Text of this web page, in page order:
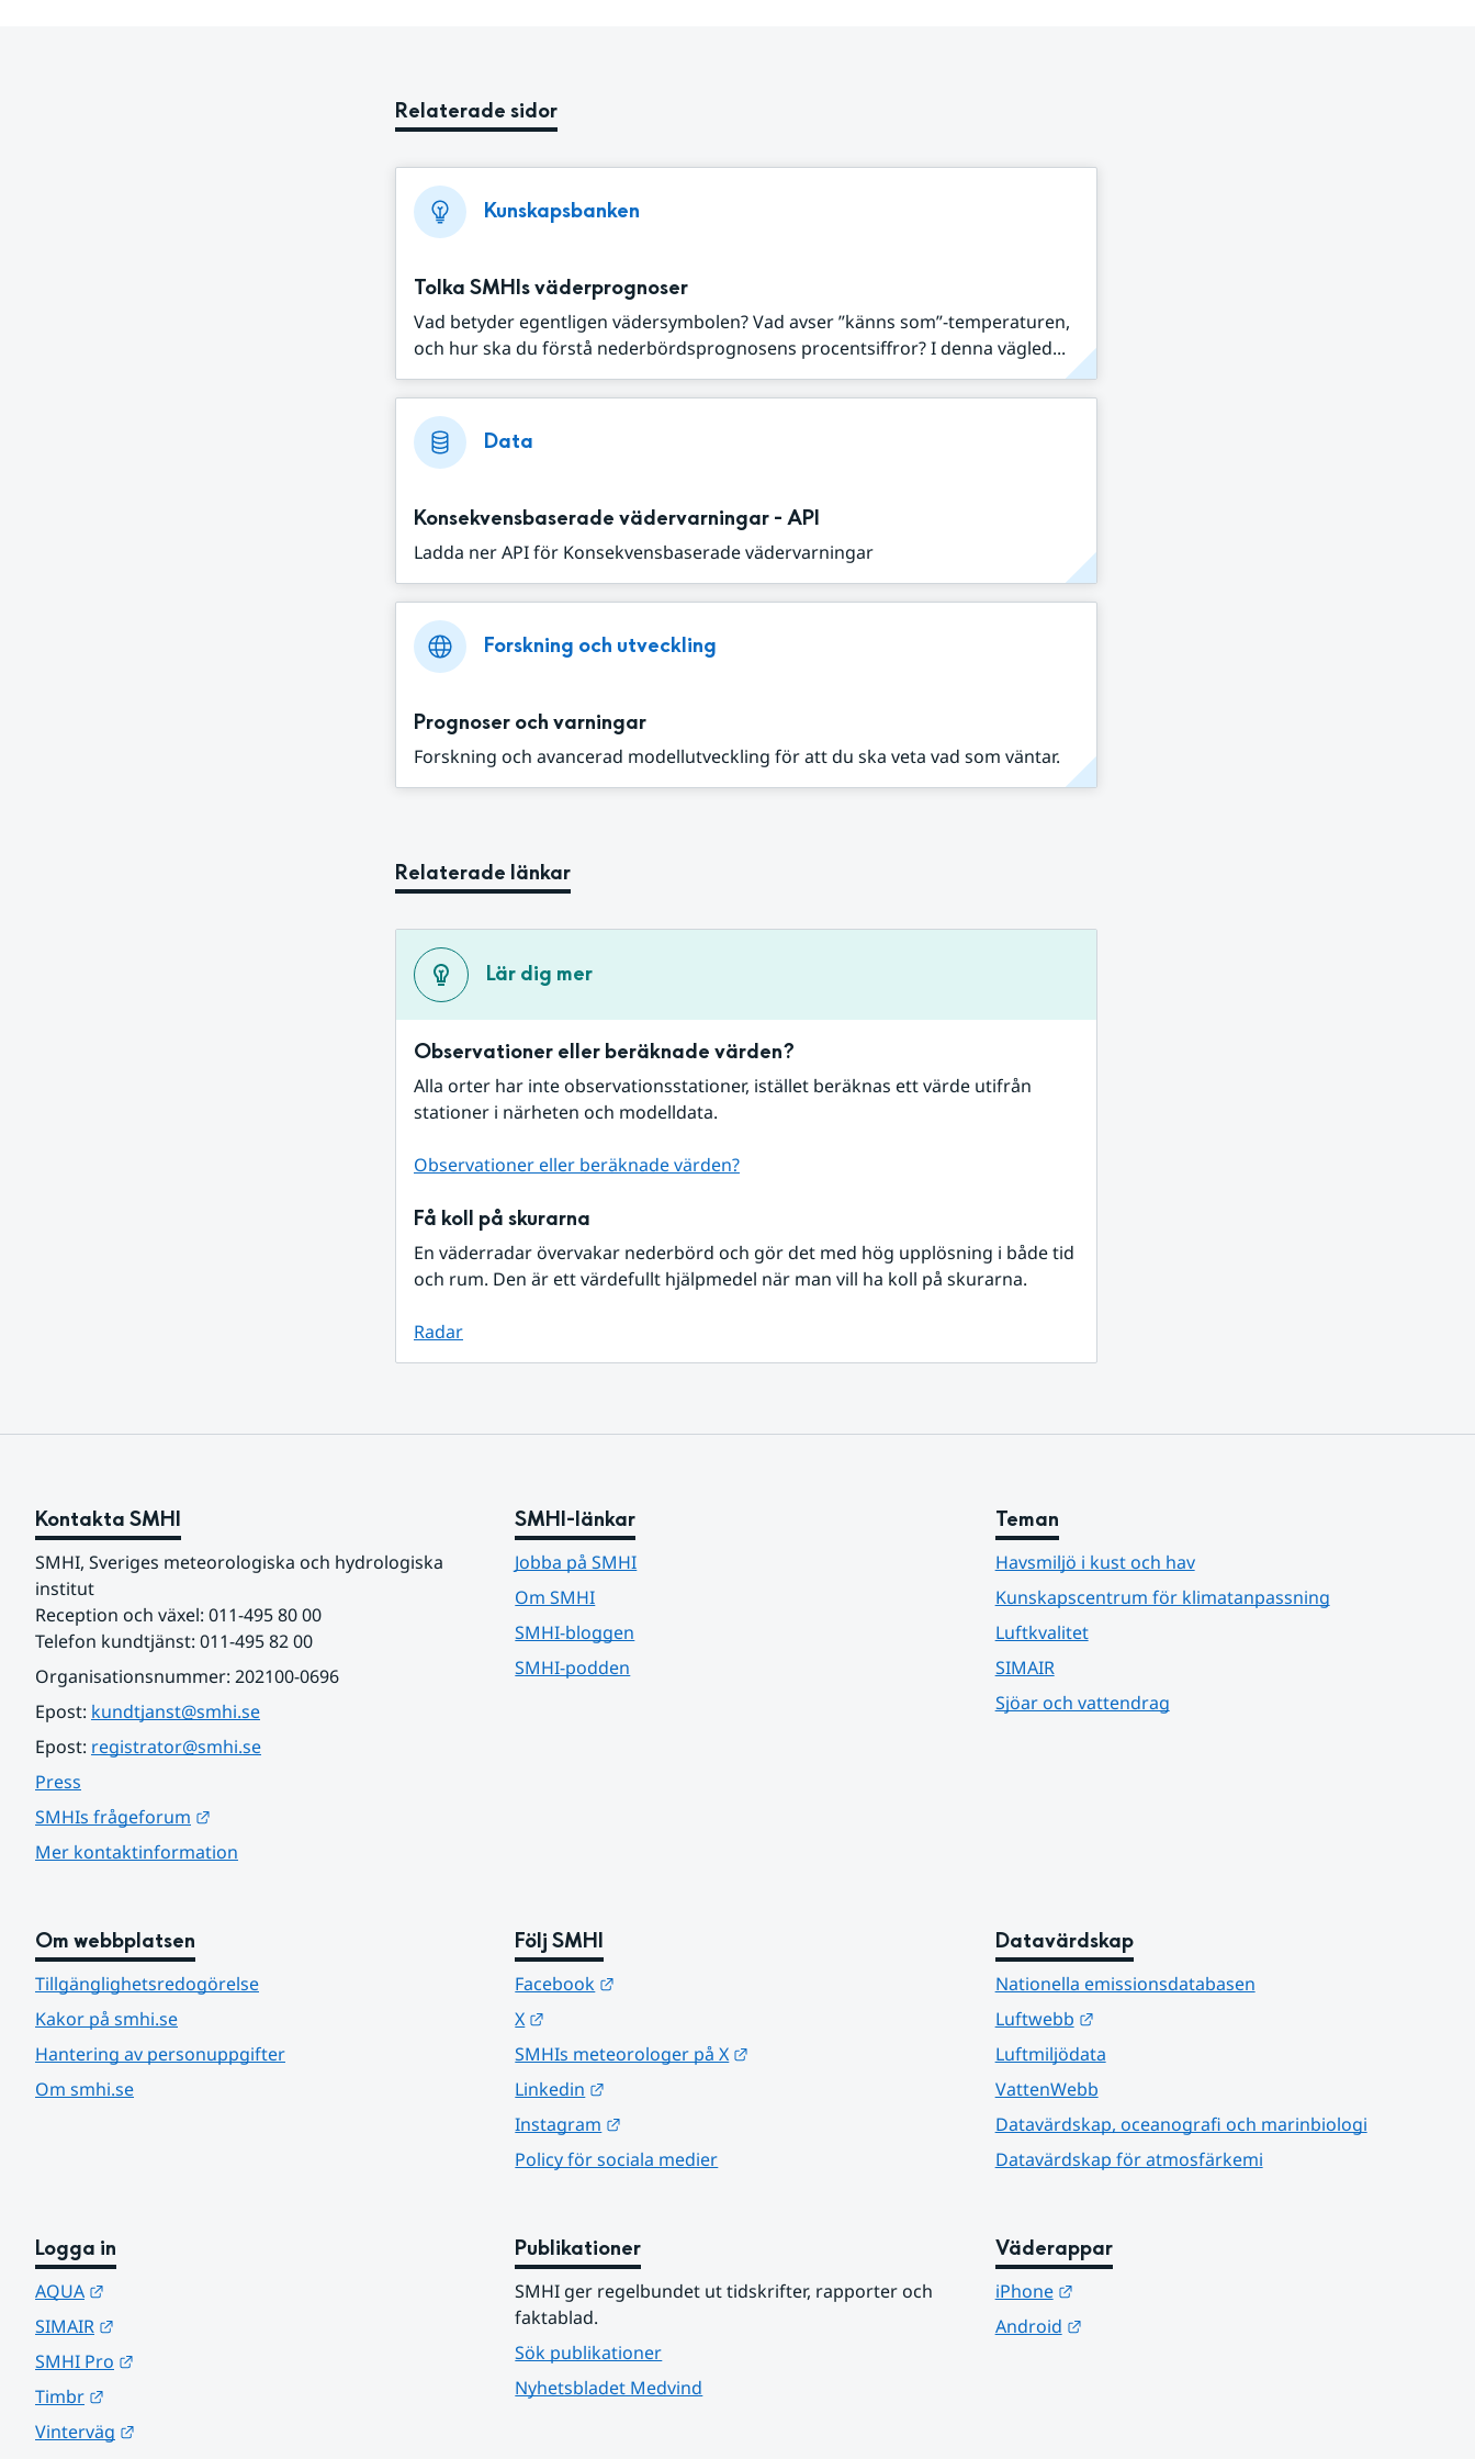
Relaterade sidor
Kunskapsbanken
Tolka SMHIs väderprognoser
Vad betyder egentligen vädersymbolen? Vad avser ”känns som”-temperaturen,
och hur ska du förstå nederbördsprognosens procentsiffror? I denna vägled...
Data
Konsekvensbaserade vädervarningar - API
Ladda ner API för Konsekvensbaserade vädervarningar
Forskning och utveckling
Prognoser och varningar
Forskning och avancerad modellutveckling för att du ska veta vad som väntar.
Relaterade länkar
Lär dig mer
Observationer eller beräknade värden?
Alla orter har inte observationsstationer, istället beräknas ett värde utifrån
stationer i närheten och modelldata.
Observationer eller beräknade värden?
Få koll på skurarna
En väderradar övervakar nederbörd och gör det med hög upplösning i både tid
och rum. Den är ett värdefullt hjälpmedel när man vill ha koll på skurarna.
Radar
Kontakta SMHI
SMHI, Sveriges meteorologiska och hydrologiska
institut
Reception och växel: 011-495 80 00
Telefon kundtjänst: 011-495 82 00
Organisationsnummer: 202100-0696
Epost: kundtjanst@smhi.se
Epost: registrator@smhi.se
Press
SMHIs frågeforum
Mer kontaktinformation
SMHI-länkar
Jobba på SMHI
Om SMHI
SMHI-bloggen
SMHI-podden
Teman
Havsmiljö i kust och hav
Kunskapscentrum för klimatanpassning
Luftkvalitet
SIMAIR
Sjöar och vattendrag
Om webbplatsen
Tillgänglighetsredogörelse
Kakor på smhi.se
Hantering av personuppgifter
Om smhi.se
Följ SMHI
Facebook
X
SMHIs meteorologer på X
Linkedin
Instagram
Policy för sociala medier
Datavärdskap
Nationella emissionsdatabasen
Luftwebb
Länk till annan webbplats.
Luftmiljödata
VattenWebb
Datavärdskap, oceanografi och marinbiologi
Datavärdskap för atmosfärkemi
Logga in
AQUA
SIMAIR
SMHI Pro
Timbr
Vinterväg
Publikationer
SMHI ger regelbundet ut tidskrifter, rapporter och
faktablad.
Sök publikationer
Nyhetsbladet Medvind
Väderappar
iPhone
Länk till annan webbplats.
Android
Länk till annan webbplats.